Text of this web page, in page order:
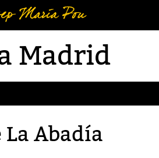
Madrid
Abadía